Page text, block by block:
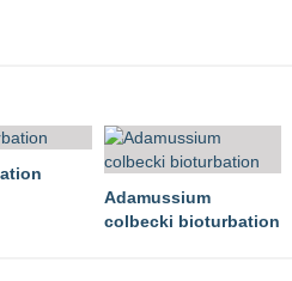
Adamussium
colbecki bioturbation